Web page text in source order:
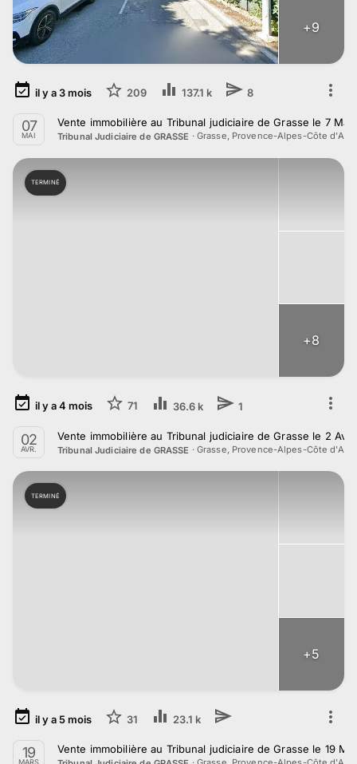
+9
il y a3mois 209 137.1 k 8
07
MAI
Vente immobilière au Tribunal judiciaire de Grasse le 7 Mai
Tribunal Judiciaire de GRASSE · Grasse, Provence-Alpes-Côte
TERMINÉ
+8
il y a4 mois 71 36.6 k 1
02
AVR.
Vente immobilière au Tribunal judiciaire de Grasse le 2
Tribunal Judiciaire de GRASSE · Grasse, Provence-Alpes-Côte
TERMINÉ
+5
il y a5mois 31 23.1 k
19 Vente immobilière au Tribunal judiciaire de Grasse le 19